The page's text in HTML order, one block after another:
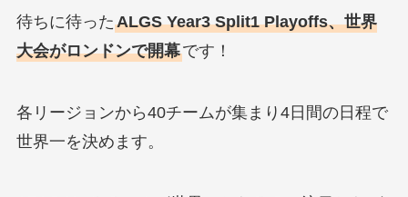
待ちに待ったALGS Year3 Split1 Playoffs、世界
大会がロンドンで開幕です！
各リージョンから40チームが集まり4日間の日程で
世界一を決めます。